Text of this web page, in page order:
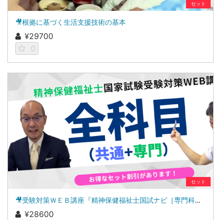
セット
🎥根拠に基づく生活支援技術の基本
¥29700
0
セット
🎥受験対策ＷＥＢ講座『精神保健福祉士国試ナビ［専門科目］２０２７』＆「科目別の重要ポイントがわかる！社会福祉士合格講座２０２７［共通科目］」
¥28600